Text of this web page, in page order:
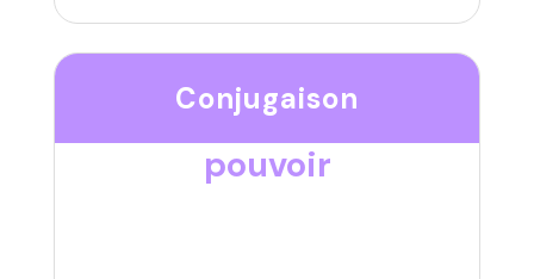
Conjugaison
pouvoir